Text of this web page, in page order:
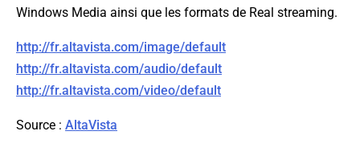
Windows Media ainsi que les formats de Real streaming.
http://fr.altavista.com/image/default
http://fr.altavista.com/audio/default
http://fr.altavista.com/video/default
Source : AltaVista